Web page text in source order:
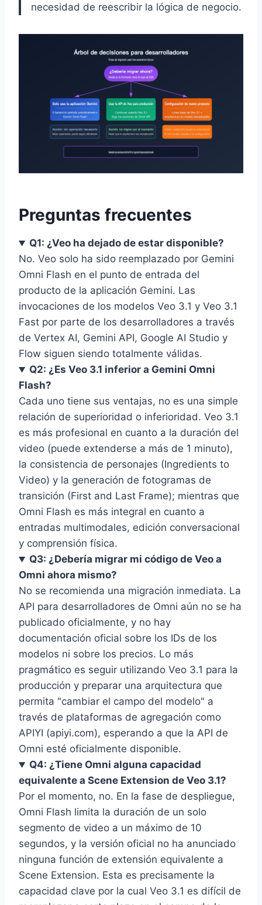
necesidad de reescribir la lógica de negocio.
Preguntas frecuentes
Q1: ¿Veo ha dejado de estar disponible?
No. Veo solo ha sido reemplazado por Gemini
Omni Flash en el punto de entrada del
producto de la aplicación Gemini. Las
invocaciones de los modelos Veo 3.1 y Veo 3.1
Fast por parte de los desarrolladores a través
de Vertex AI, Gemini API, Google AI Studio y
Flow siguen siendo totalmente válidas.
Q2: ¿Es Veo 3.1 inferior a Gemini Omni
Flash?
Cada uno tiene sus ventajas, no es una simple
relación de superioridad o inferioridad. Veo 3.1
es más profesional en cuanto a la duración del
video (puede extenderse a más de 1 minuto),
la consistencia de personajes (Ingredients to
Video) y la generación de fotogramas de
transición (First and Last Frame); mientras que
Omni Flash es más integral en cuanto a
entradas multimodales, edición conversacional
y comprensión física.
Q3: ¿Debería migrar mi código de Veo a
Omni ahora mismo?
No se recomienda una migración inmediata. La
API para desarrolladores de Omni aún no se ha
publicado oficialmente, y no hay
documentación oficial sobre los IDs de los
modelos ni sobre los precios. Lo más
pragmático es seguir utilizando Veo 3.1 para la
producción y preparar una arquitectura que
permita "cambiar el campo del modelo" a
través de plataformas de agregación como
APIYI (apiyi.com), esperando a que la API de
Omni esté oficialmente disponible.
Q4: ¿Tiene Omni alguna capacidad
equivalente a Scene Extension de Veo 3.1?
Por el momento, no. En la fase de despliegue,
Omni Flash limita la duración de un solo
segmento de video a un máximo de 10
segundos, y la versión oficial no ha anunciado
ninguna función de extensión equivalente a
Scene Extension. Esta es precisamente la
capacidad clave por la cual Veo 3.1 es difícil de